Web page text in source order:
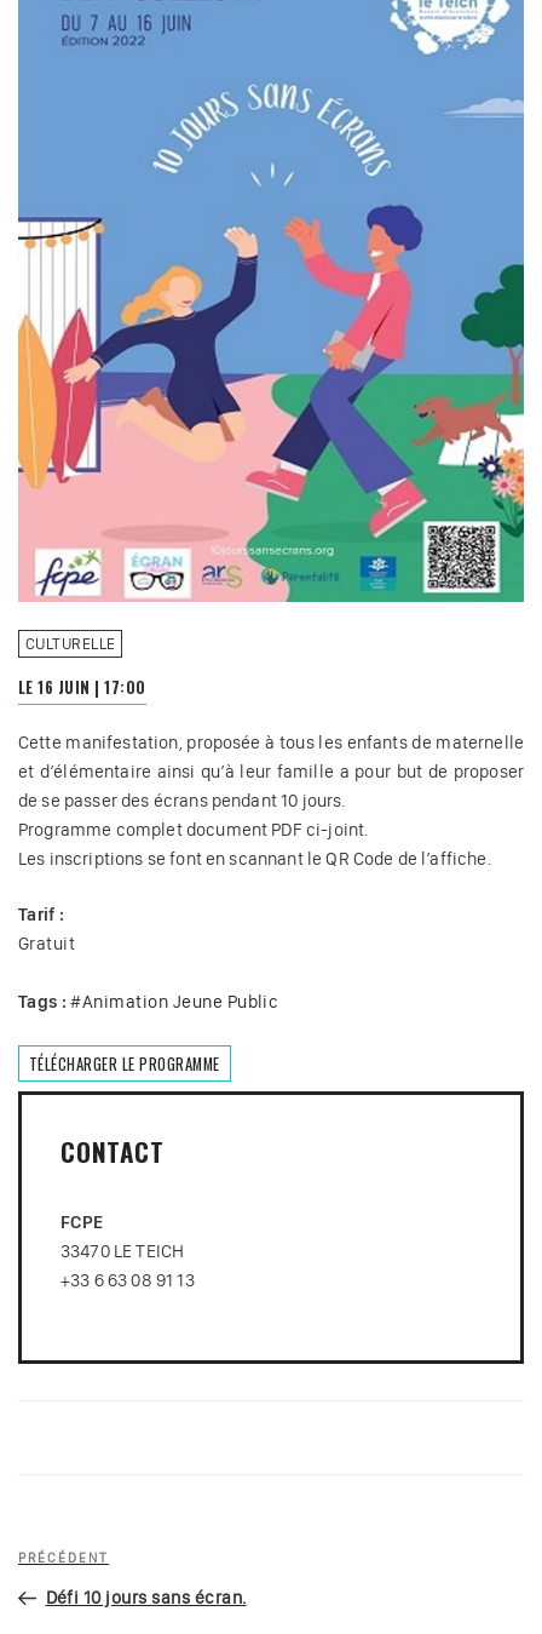
CULTURELLE
LE 16 JUIN |17:00
Cette manifestation, proposée à tous les enfants de maternelle
et d’élémentaire ainsi qu’à leur famille a pour but de proposer
de se passer des écrans pendant 10 jours.
Programme complet document PDF ci-joint.
Les inscriptions se font en scannant le QR Code de l’affiche.
Tarif :
Gratuit
Tags : #Animation Jeune Public
TÉLÉCHARGER LE PROGRAMME
CONTACT
FCPE
33470 LE TEICH
+33 6 63 08 91 13
Navigation
l’article
Article
précédent
PRÉCÉDENT
Défi 10 jours sans écran.